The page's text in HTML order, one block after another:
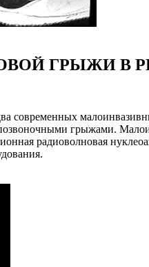
ГРЫЖИ В
грыжами.
радиоволновая